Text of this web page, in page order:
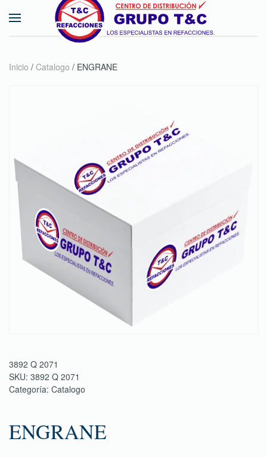
Skip to main content
Inicio / Catalogo / ENGRANE
3892 Q 2071
SKU: 3892 Q 2071
Categoría: Catalogo
ENGRANE